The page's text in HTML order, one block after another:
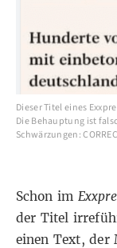
Dieser Titel eines
Die Behauptung ist
Schwärzungen:
Schon im
der Titel
einen Text,